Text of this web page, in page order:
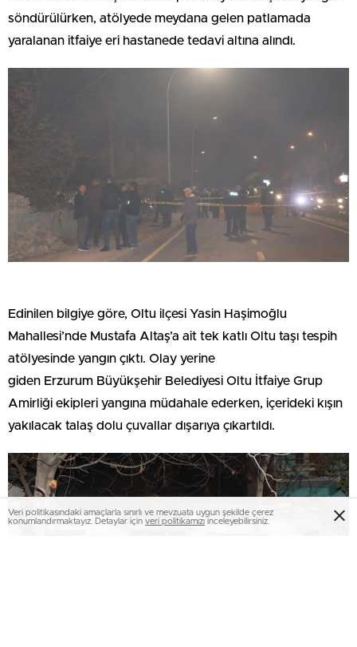
söndürülürken, atölyede meydana gelen patlamada
yaralanan itfaiye eri hastanede tedavi altına alındı.
Edinilen bilgiye göre, Oltu ilçesi Yasin Haşimoğlu
Mahallesi’nde Mustafa Altaş’a ait tek katlı Oltu taşı tespih
atölyesinde yangın çıktı. Olay yerine
giden Erzurum Büyükşehir Belediyesi Oltu İtfaiye Grup
Amirliği ekipleri yangına müdahale ederken, içerideki kışın
yakılacak talaş dolu çuvallar dışarıya çıkartıldı.
Veri politikasındaki amaçlarla sınırlı ve mevzuata uygun şekilde çerez
konumlandırmaktayız. Detaylar için veri politikamızı inceleyebilirsiniz.